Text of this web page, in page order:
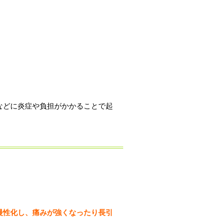
どに炎症や負担がかかることで起
性化し、痛みが強くなったり長引